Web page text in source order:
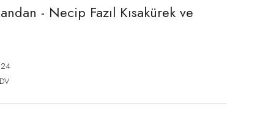
- Necip Fazıl Kısakürek ve